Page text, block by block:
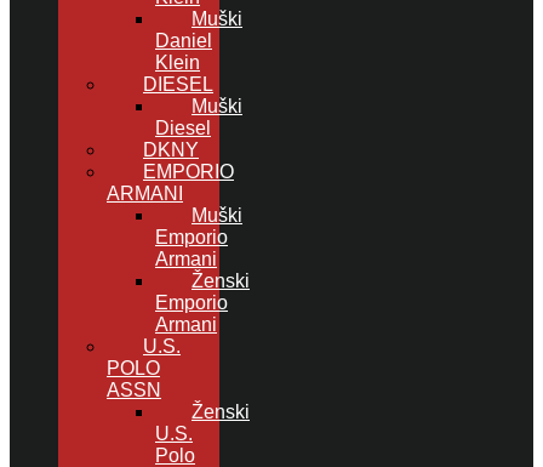
Muški
Daniel
Klein
DIESEL
Muški
Diesel
DKNY
EMPORIO
ARMANI
Muški
Emporio
Armani
Ženski
Emporio
Armani
U.S.
POLO
ASSN
Ženski
U.S.
Polo